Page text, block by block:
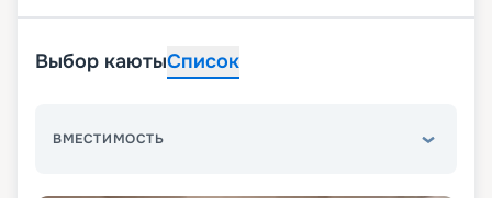
Выбор каютыСписок
ВМЕСТИМОСТЬ